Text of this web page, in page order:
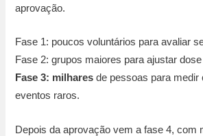
aprovação.
Fase 1: poucos voluntários para avaliar
Fase 2: grupos maiores para ajustar
Fase 3: milhares de pessoas para medir
eventos raros.
Depois da aprovação vem a fase 4, com